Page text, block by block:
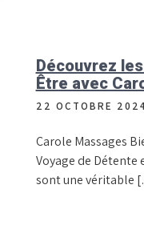
Découvrez
Être avec
22 OCTOBRE
Carole Massages
Voyage de Détente
sont une véritable